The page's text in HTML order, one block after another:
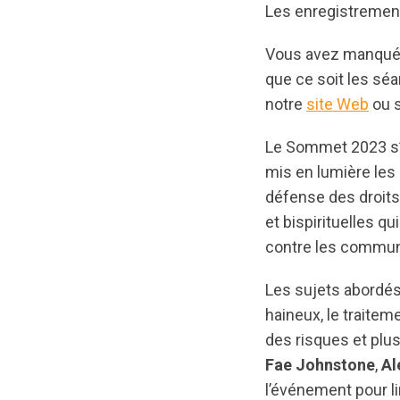
Les
Vous avez
que ce soit les
notre site Web ou
Le Sommet 2023
mis en lumière
défense des
et bispirituelles
contre les
Les sujets
haineux, le
des risques et
Fae Johnstone,
l’événement pour